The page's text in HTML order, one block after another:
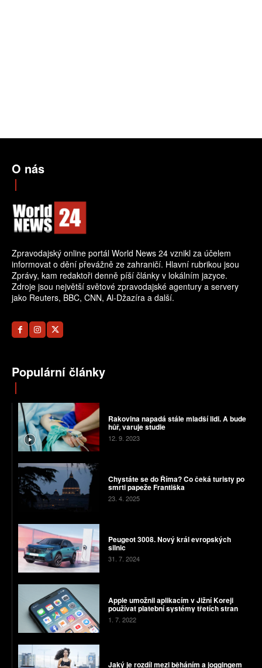
O nás
Zpravodajský online portál World News 24 vznikl za účelem
informovat o dění převážně ze zahraničí. Hlavní rubrikou jsou
Zprávy, kam redaktoři denně píší články v lokálním jazyce.
Zdroje jsou největší světové zpravodajské agentury a servery
jako Reuters, BBC, CNN, Al-Džazíra a další.
Populární články
Rakovina napadá stále mladší lidi. A bude
hůř, varuje studie
12. 9. 2023
Chystáte se do Říma? Co čeká turisty po
smrti papeže Františka
23. 4. 2025
Peugeot 3008. Nový král evropských
silnic
31. 7. 2024
Apple umožnil aplikacím v Jižní Koreji
používat platební systémy třetích stran
1. 7. 2022
Jaký je rozdíl mezi běháním a joggingem